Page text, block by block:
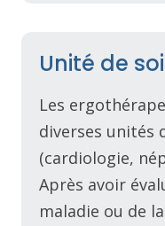
Unité de
Les
diverses unités
(cardiologie,
Après avoir
maladie ou de